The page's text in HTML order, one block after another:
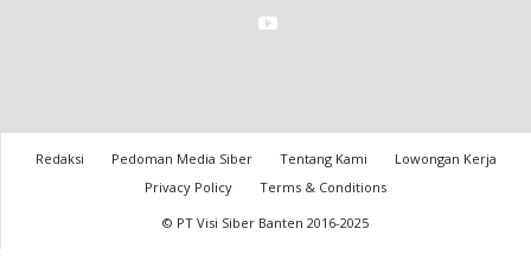
Redaksi Pedoman Media Siber Tentang Kami
Lowongan Kerja
Privacy Policy
Terms & Conditions
© PT Visi Siber Banten 2016-2025